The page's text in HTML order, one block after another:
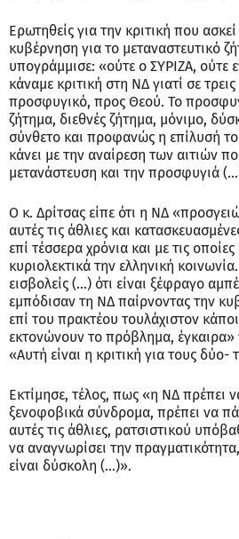
Ερωτηθείς για την κριτική που
κυβέρνηση για το μεταναστευτικό
υπογράμμισε: «ούτε ο ΣΥΡΙΖΑ, ούτε
κάναμε κριτική στη ΝΔ γιατί σε
προσφυγικό, προς Θεού. Το
ζήτημα, διεθνές ζήτημα, μόνιμο,
σύνθετο και προφανώς η επίλυσή
κάνει με την αναίρεση των αιτιών
μετανάστευση και την προσφυγιά
Ο κ. Δρίτσας είπε ότι η ΝΔ
αυτές τις άθλιες και
επί τέσσερα χρόνια και με τις
κυριολεκτικά την ελληνική
εισβολείς (...) ότι είναι ξέφραγο
εμπόδισαν τη ΝΔ παίρνοντας την
επί του πρακτέου τουλάχιστον
εκτονώνουν το πρόβλημα,
«Αυτή είναι η κριτική για τους δύο-
Εκτίμησε, τέλος, πως «η ΝΔ πρέπει
ξενοφοβικά σύνδρομα, πρέπει να
αυτές τις άθλιες, ρατσιστικού
να αναγνωρίσει την
είναι δύσκολη (...)».